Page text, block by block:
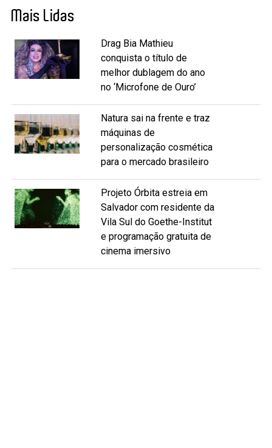
Mais Lidas
Drag Bia Mathieu
conquista o título de
melhor dublagem do ano
no ‘Microfone de Ouro’
Natura sai na frente e traz
máquinas de
personalização cosmética
para o mercado brasileiro
Projeto Órbita estreia em
Salvador com residente da
Vila Sul do Goethe-Institut
e programação gratuita de
cinema imersivo